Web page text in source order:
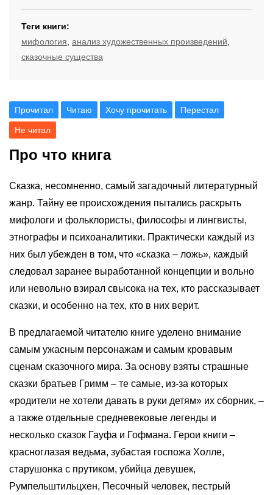
Теги книги:
мифология анализ художественных произведений
сказочные существа
Прочитал Читаю Хочу прочитать Перестал
Не читал
Про что книга
Сказка, несомненно, самый загадочный литературный
жанр. Тайну ее происхождения пытались раскрыть
мифологи и фольклористы, философы и лингвисты,
этнографы и психоаналитики. Практически каждый из
них был убежден в том, что «сказка – ложь», каждый
следовал заранее выработанной концепции и вольно
или невольно взирал свысока на тех, кто рассказывает
сказки, и особенно на тех, кто в них верит.
В предлагаемой читателю книге уделено внимание
самым ужасным персонажам и самым кровавым
сценам сказочного мира. За основу взяты страшные
сказки братьев Гримм – те самые, из-за которых
«родители не хотели давать в руки детям» их сборник, –
а также отдельные средневековые легенды и
несколько сказок Гауфа и Гофмана. Герои книги –
красноглазая ведьма, зубастая госпожа Холле,
старушонка с прутиком, убийца девушек,
Румпельштильцхен, Песочный человек, пестрый